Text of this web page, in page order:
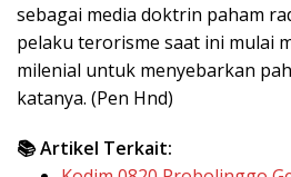
sebagai media doktrin paham
pelaku terorisme saat ini mulai
milenial untuk menyebarkan
katanya. (Pen Hnd)
📚 Artikel Terkait: